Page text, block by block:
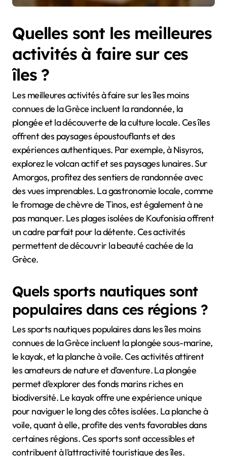
Quelles sont les meilleures
activités à faire sur ces
îles ?
Les meilleures activités à faire sur les îles moins
connues de la Grèce incluent la randonnée, la
plongée et la découverte de la culture locale. Ces îles
offrent des paysages époustouflants et des
expériences authentiques. Par exemple, à Nisyros,
explorez le volcan actif et ses paysages lunaires. Sur
Amorgos, profitez des sentiers de randonnée avec
des vues imprenables. La gastronomie locale, comme
le fromage de chèvre de Tinos, est également à ne
pas manquer. Les plages isolées de Koufonisia offrent
un cadre parfait pour la détente. Ces activités
permettent de découvrir la beauté cachée de la
Grèce.
Quels sports nautiques sont
populaires dans ces régions ?
Les sports nautiques populaires dans les îles moins
connues de la Grèce incluent la plongée sous-marine,
le kayak, et la planche à voile. Ces activités attirent
les amateurs de nature et d’aventure. La plongée
permet d’explorer des fonds marins riches en
biodiversité. Le kayak offre une expérience unique
pour naviguer le long des côtes isolées. La planche à
voile, quant à elle, profite des vents favorables dans
certaines régions. Ces sports sont accessibles et
contribuent à l’attractivité touristique des îles.